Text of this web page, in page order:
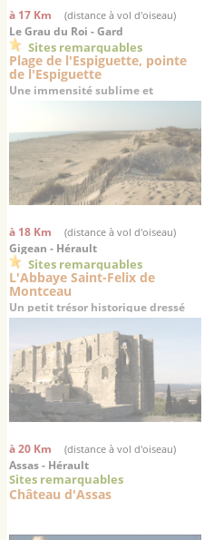
à 17 Km (distance à vol d'oiseau)
Le Grau du Roi - Gard
Sites remarquables
Plage de l'Espiguette, pointe
de l'Espiguette
Une immensité sublime et
désertique au sud de Port-
à 18 Km (distance à vol d'oiseau)
Gigean - Hérault
Sites remarquables
L'Abbaye Saint-Felix de
Montceau
Un petit trésor historique dressé
sur un promontoire offrant une
superbe vue sur la plaine de
Gigean
à 20 Km (distance à vol d'oiseau)
Assas - Hérault
Sites remarquables
Château d'Assas